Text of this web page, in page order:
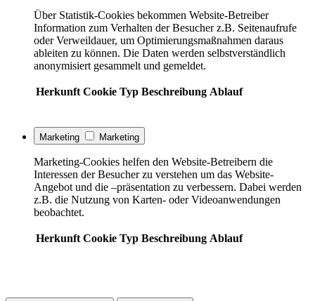
Über Statistik-Cookies bekommen Website-Betreiber
Information zum Verhalten der Besucher z.B. Seitenaufrufe
oder Verweildauer, um Optimierungsmaßnahmen daraus
ableiten zu können. Die Daten werden selbstverständlich
anonymisiert gesammelt und gemeldet.
Herkunft Cookie Typ Beschreibung Ablauf
Marketing Marketing
Marketing-Cookies helfen den Website-Betreibern die
Interessen der Besucher zu verstehen um das Website-
Angebot und die –präsentation zu verbessern. Dabei werden
z.B. die Nutzung von Karten- oder Videoanwendungen
beobachtet.
Herkunft Cookie Typ Beschreibung Ablauf